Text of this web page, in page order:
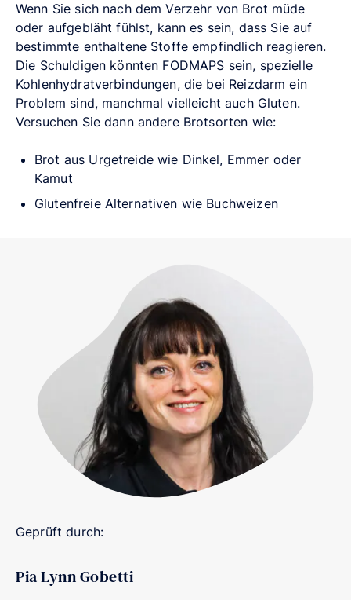
Wenn Sie sich nach dem Verzehr von Brot müde
oder aufgebläht fühlst, kann es sein, dass Sie auf
bestimmte enthaltene Stoffe empfindlich reagieren.
Die Schuldigen könnten FODMAPS sein, spezielle
Kohlenhydratverbindungen, die bei Reizdarm ein
Problem sind, manchmal vielleicht auch Gluten.
Versuchen Sie dann andere Brotsorten wie:
Brot aus Urgetreide wie Dinkel, Emmer oder
Kamut
Glutenfreie Alternativen wie Buchweizen
Geprüft durch:
Pia Lynn Gobetti